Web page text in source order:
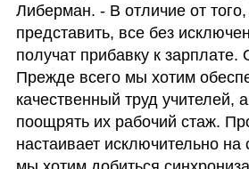
Либерман. - В отличие от
представить, все без
получат прибавку к зарплате.
Прежде всего мы хотим
качественный труд учителей,
поощрять их рабочий стаж.
настаивает исключительно на